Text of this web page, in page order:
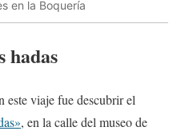
en la Boquería
hadas
este viaje fue descubrir el
, en la calle del museo de